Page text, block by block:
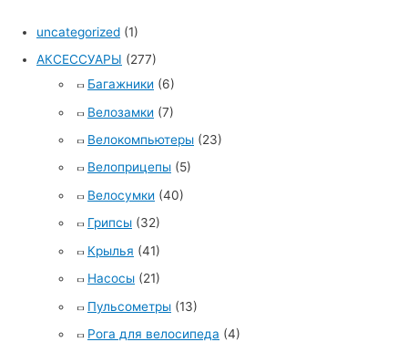
uncategorized (1)
АКСЕССУАРЫ (277)
Багажники (6)
Велозамки (7)
Велокомпьютеры (23)
Велоприцепы (5)
Велосумки (40)
Грипсы (32)
Крылья (41)
Насосы (21)
Пульсометры (13)
Рога для велосипеда (4)